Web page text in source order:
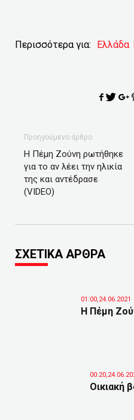
Περισσότερα για: Ελλάδα
Προηγούμενο άρθρο
Η Πέμη Ζούνη ρωτήθηκε
για το αν λέει την ηλικία
της και αντέδρασε
(VIDEO)
ΣΧΕΤΙΚΑ ΑΡΘΡΑ
01:00,24.06.2021
Η Πέμη
Οικιακή